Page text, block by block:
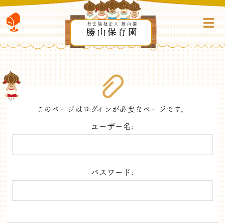
社会福祉法人 勝山園
勝山保育園
このページはログインが必要なページです。
ユーザー名:
パスワード: